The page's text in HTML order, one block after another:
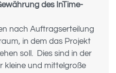
des InTime-
nach Auftragserteilung
in dem das Projekt
soll. Dies sind in der
kleine und mittelgroße